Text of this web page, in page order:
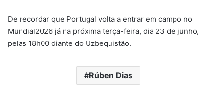
De recordar que Portugal volta a entrar em campo no
Mundial2026 já na próxima terça-feira, dia 23 de junho,
pelas 18h00 diante do Uzbequistão.
Rúben Dias